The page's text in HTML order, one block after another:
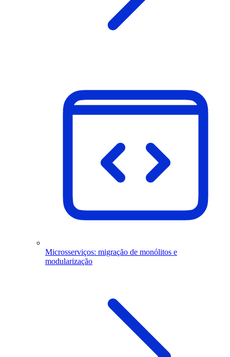
Microsserviços: migração de monólitos e
modularização